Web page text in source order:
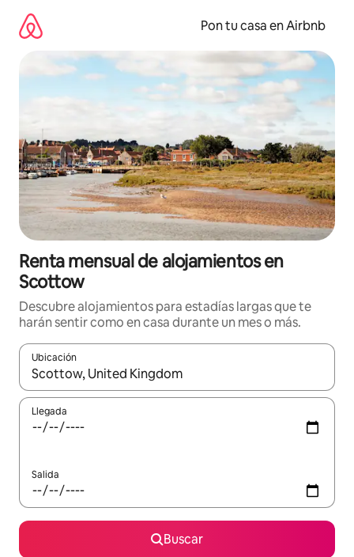
contenido
Pon tu casa en Airbnb
Renta mensual de alojamientos en
Scottow
Descubre alojamientos para estadías largas que te
harán sentir como en casa durante un mes o más.
Ubicación
Cuando los resultados estén disponibles, navega con las
Llegada
Salida
Buscar